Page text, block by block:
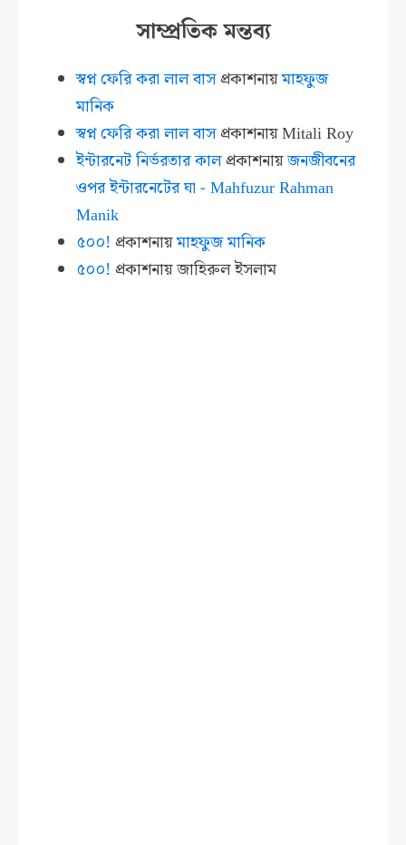
সাম্প্রতিক মন্তব্য
স্বপ্ন ফেরি করা লাল বাসপ্রকাশনায়মাহফুজ
মানিক
স্বপ্ন ফেরি করা লাল বাসপ্রকাশনায়Mitali Roy
ইন্টারনেট নির্ভরতার কালপ্রকাশনায়জনজীবনের
ওপর ইন্টারনেটের ঘা - Mahfuzur Rahman
Manik
৫০০! প্রকাশনায়মাহফুজ মানিক
৫০০! প্রকাশনায়জাহিরুল ইসলাম